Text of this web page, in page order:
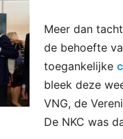
Meer dan
de behoefte
toegankelijke
bleek deze
VNG, de
De NKC was